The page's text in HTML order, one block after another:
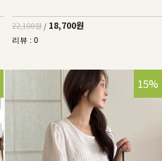
22,100원 / 18,700원
리뷰 : 0
15%